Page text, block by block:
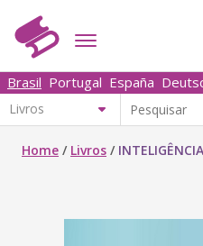
Brasil Portugal España
Home / Livros /